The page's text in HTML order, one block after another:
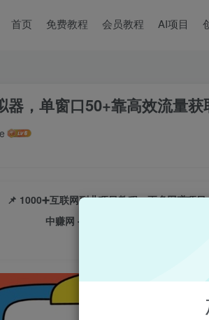
首页 免费教程 会员教程 AI项目
器，单窗口50+靠高效流量
📌 1000➕互联网副业项目教程，更多网赚项
中赚网 - 分享各大收费VIP网赚项目和